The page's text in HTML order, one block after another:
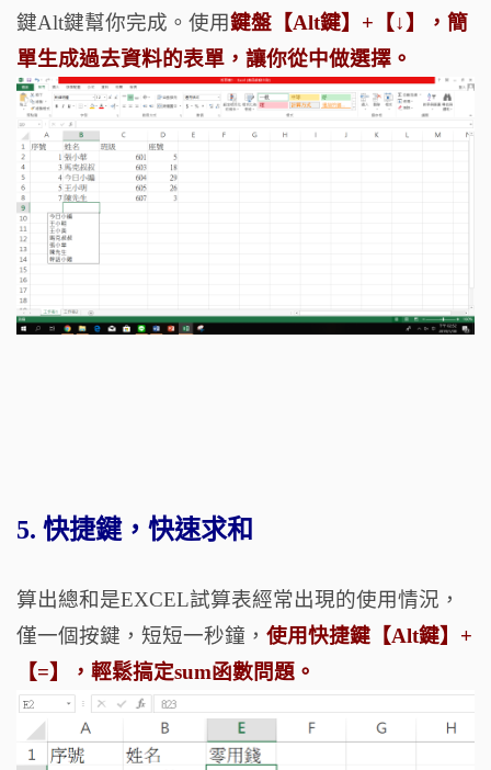
鍵Alt鍵幫你完成。使用鍵盤【Alt鍵】+【↓】，簡
單生成過去資料的表單，讓你從中做選擇。
5. 快捷鍵，快速求和
算出總和是EXCEL試算表經常出現的使用情況，
僅一個按鍵，短短一秒鐘，​​ 使用快捷鍵【Alt鍵】+
【=】，輕鬆搞定sum函數問題。